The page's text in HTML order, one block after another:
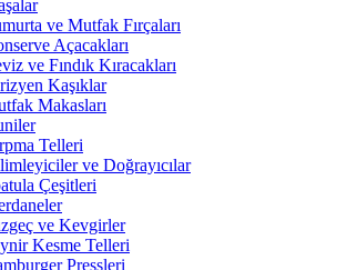
ve Mutfak Fırçaları
Açacakları
ve Fındık Kıracakları
Kaşıklar
Makasları
Telleri
ve Doğrayıcılar
Çeşitleri
ve Kevgirler
Kesme Telleri
Pressleri